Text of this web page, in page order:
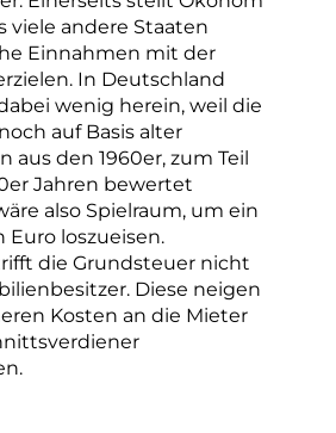
viele andere Staaten
Einnahmen mit der
In Deutschland
wenig herein, weil die
auf Basis alter
aus den 1960er, zum Teil
Jahren bewertet
also Spielraum, um ein
Euro loszueisen.
die Grundsteuer nicht
Diese neigen
Kosten an die Mieter